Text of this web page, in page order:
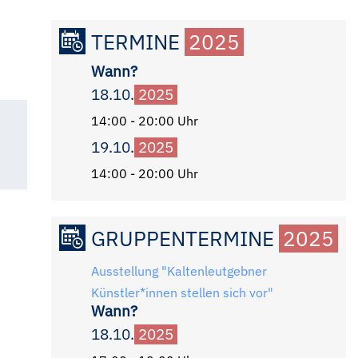
TERMINE 2025
Wann?
18.10. 2025
14:00 - 20:00 Uhr
19.10. 2025
14:00 - 20:00 Uhr
GRUPPENTERMINE 2025
Ausstellung "Kaltenleutgebner
Künstler*innen stellen sich vor"
Wann?
18.10. 2025